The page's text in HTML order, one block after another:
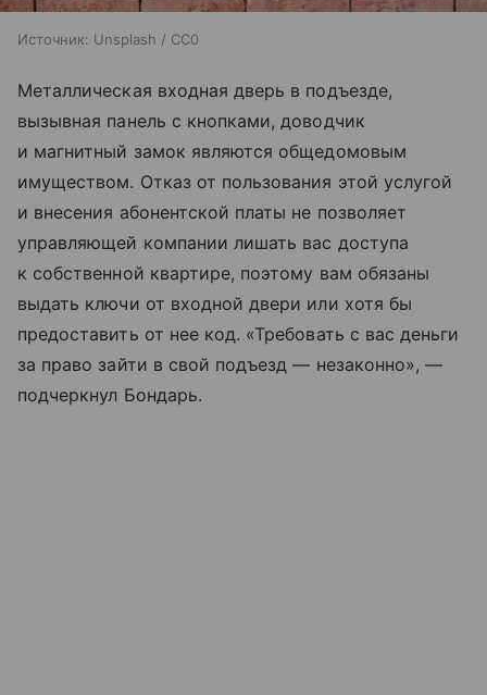
Источник: Unsplash / CC0
Металлическая входная дверь в подъезде,
вызывная панель с кнопками, доводчик
и магнитный замок являются общедомовым
имуществом. Отказ от пользования этой услугой
и внесения абонентской платы не позволяет
управляющей компании лишать вас доступа
к собственной квартире, поэтому вам обязаны
выдать ключи от входной двери или хотя бы
предоставить от нее код. «Требовать с вас деньги
за право зайти в свой подъезд — незаконно», —
подчеркнул Бондарь.